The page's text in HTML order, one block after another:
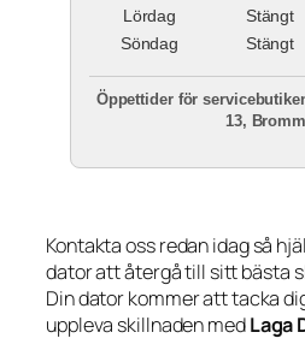
Lördag
Stängt
Söndag
Stängt
Öppettider för
13,
Kontakta oss redan idag så
dator att återgå till sitt bästa
Din dator kommer att tacka
uppleva skillnaden medLaga